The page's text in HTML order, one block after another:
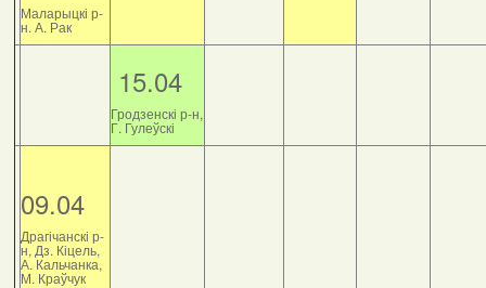
Маларыцкі р-
н. А. Рак
15.04
Гродзенскі р-н,
Г. Гулеўскі
09.04
Драгічанскі р-
н, Дз. Кіцель,
А. Кальчанка,
М. Краўчук